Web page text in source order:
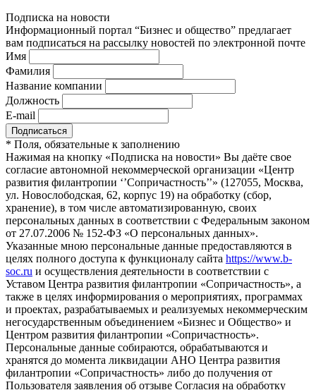
Подписка на новости
Информационный портал “Бизнес и общество” предлагает
вам подписаться на рассылку новостей по электронной почте
Имя
Фамилия
Название компании
Должность
E-mail
* Поля, обязательные к заполнению
Нажимая на кнопку «Подписка на новости» Вы даёте свое
согласие автономной некоммерческой организации «Центр
развития филантропии ‘’Сопричастность’’» (127055, Москва,
ул. Новослободская, 62, корпус 19) на обработку (сбор,
хранение), в том числе автоматизированную, своих
персональных данных в соответствии с Федеральным законом
от 27.07.2006 № 152-ФЗ «О персональных данных».
Указанные мною персональные данные предоставляются в
целях полного доступа к функционалу сайта https://www.b-
soc.ru и осуществления деятельности в соответствии с
Уставом Центра развития филантропии «Сопричастность», а
также в целях информирования о мероприятиях, программах
и проектах, разрабатываемых и реализуемых некоммерческим
негосударственным объединением «Бизнес и Общество» и
Центром развития филантропии «Сопричастность».
Персональные данные собираются, обрабатываются и
хранятся до момента ликвидации АНО Центра развития
филантропии «Сопричастность» либо до получения от
Пользователя заявления об отзыве Согласия на обработку